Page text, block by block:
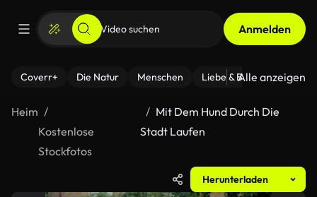
Anmelden
Coverr+ Die Natur Menschen Liebe & Beziehungen
Alle anzeigen
Heim
Kostenlose
Stockfotos
Mit Dem Hund Durch Die
Stadt Laufen
Herunterladen